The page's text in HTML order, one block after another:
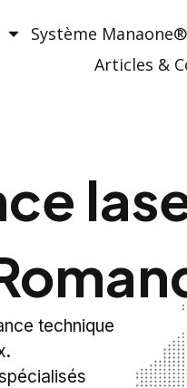
Système Manaone®
Articles &
technique